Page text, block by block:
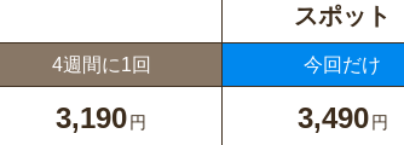
スポット
4週間に1回 今回だけ
3,190円 3,490 円